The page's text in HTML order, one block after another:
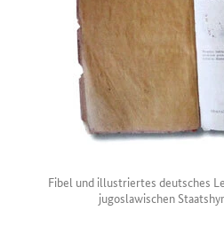
Fibel und illustriertes deutsches
jugoslawischen